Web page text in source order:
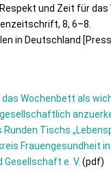
und Zeit für das
8, 6–8.
in Deutschland
Wochenbett als
Tischs
Frauengesundheit
Gesellschaft e. V. (pdf)